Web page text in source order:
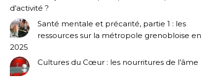
d’activité ?
Santé mentale et précarité, partie 1 : les
ressources sur la métropole grenobloise en
2025
Cultures du Cœur : les nourritures de l’âme